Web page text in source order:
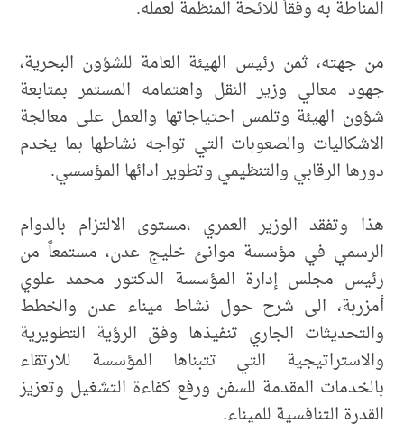
المناطة به وفقاً للائحة المنظمة لعمله.
من جهته، ثمن رئيس الهيئة العامة للشؤون البحرية،
جهود معالي وزير النقل واهتمامه المستمر بمتابعة
شؤون الهيئة وتلمس احتياجاتها والعمل على معالجة
الاشكاليات والصعوبات التي تواجه نشاطها بما يخدم
دورها الرقابي والتنظيمي وتطوير ادائها المؤسسي.
هذا وتفقد الوزير العمري ،مستوى الالتزام بالدوام
الرسمي في مؤسسة موانئ خليج عدن، مستمعاً من
رئيس مجلس إدارة المؤسسة الدكتور محمد علوي
أمزربة، الى شرح حول نشاط ميناء عدن والخطط
والتحديثات الجاري تنفيذها وفق الرؤية التطويرية
والاستراتيجية التي تتبناها المؤسسة للارتقاء
بالخدمات المقدمة للسفن ورفع كفاءة التشغيل وتعزيز
القدرة التنافسية للميناء.